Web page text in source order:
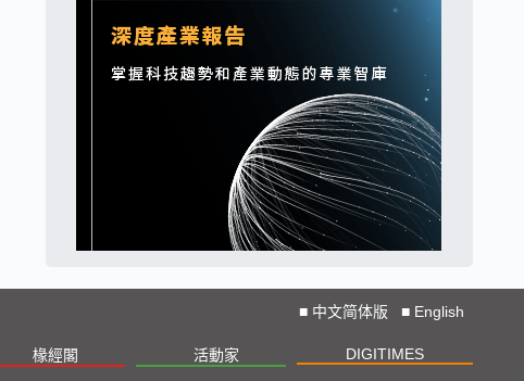
■ 中文简体版 ■ English
椽經閣 活動家 DIGITIMES